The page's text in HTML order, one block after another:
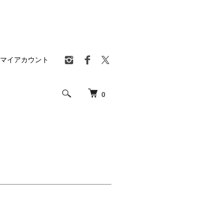
0
マイアカウント